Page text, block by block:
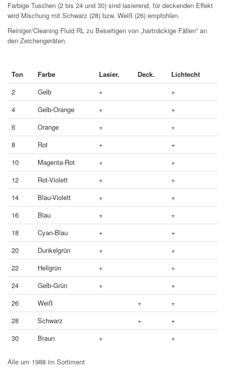
Farbige Tuschen (2 bis 24 und 30) sind lasierend, für deckenden Effekt
wird Mischung mit Schwarz (28) bzw. Weiß (26) empfohlen.
Reiniger/Cleaning Fluid RL zu Beseitigen von „hartnäckige Fällen“ an
den Zeichengeräten.
Ton Farbe Lasier. Deck.
Lichtecht
2
Gelb +
+
4
Gelb-Orange +
+
6
Orange +
+
8
Rot +
+
10
Magenta-Rot +
+
12
Rot-Violett +
+
14
Blau-Violett +
+
16
Blau +
+
18
Cyan-Blau +
+
20
Dunkelgrün +
+
22
Hellgrün +
+
24
Gelb-Grün +
+
26
Weiß +
+
28
Schwarz +
+
30
Braun + +
Alle um 1988 im Sortiment